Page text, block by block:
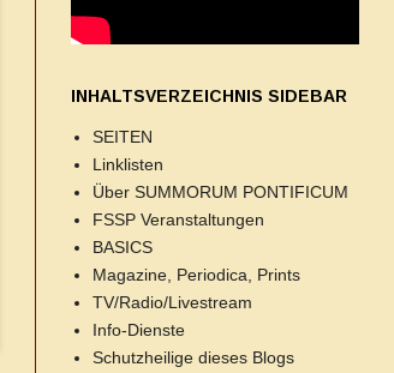
INHALTSVERZEICHNIS SIDEBAR
SEITEN
Linklisten
Über SUMMORUM PONTIFICUM
FSSP Veranstaltungen
BASICS
Magazine, Periodica, Prints
TV/Radio/Livestream
Info-Dienste
Schutzheilige dieses Blogs